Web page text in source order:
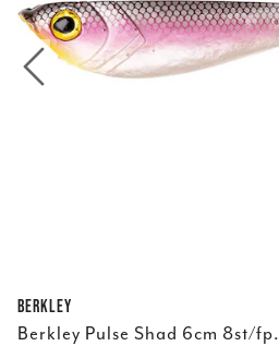
Berkley
Berkley Pulse Shad 6cm 8st/fp.